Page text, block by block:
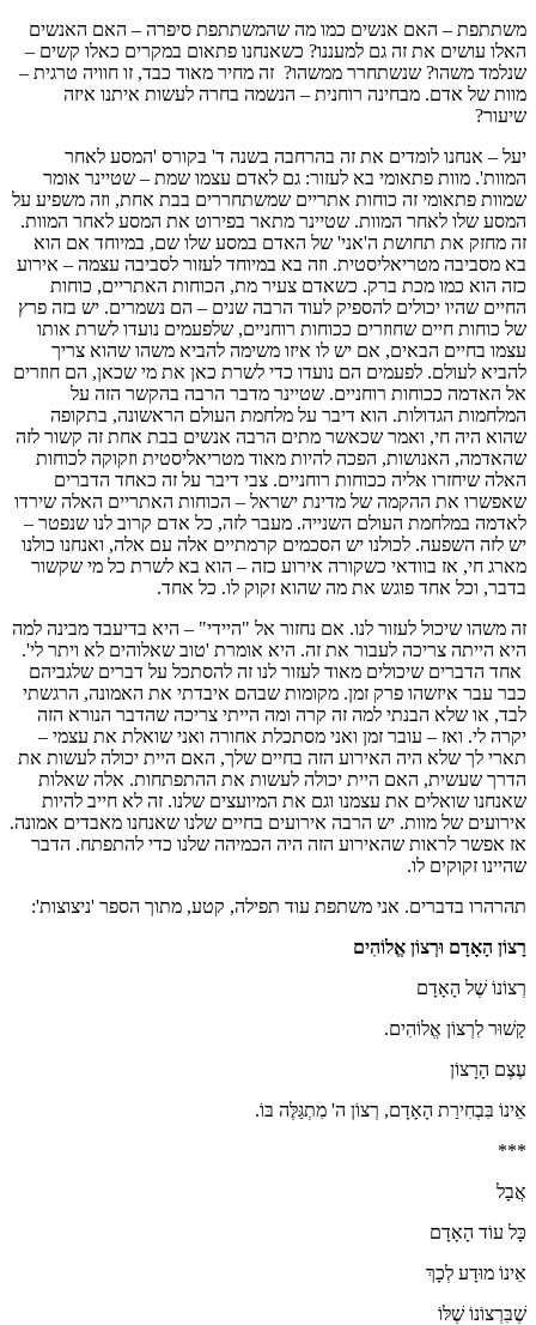
משתתפת – האם אנשים כמו מה שהמשתתפת סיפרה – האם האנשים
האלו עושים את זה גם למעננו? כשאנחנו פתאום במקרים כאלו קשים –
שנלמד משהו? שנשתחרר ממשהו? זה מחיר מאוד כבד, זו חוויה טרגית –
מוות של אדם. מבחינה רוחנית – הנשמה בחרה לעשות איתנו איזה
שיעור?
יעל – אנחנו לומדים את זה בהרחבה בשנה ד' בקורס 'המסע לאחר
המוות'. מוות פתאומי בא לעזור: גם לאדם עצמו שמת – שטיינר אומר
שמוות פתאומי זה כוחות אתריים שמשתחררים בבת אחת, וזה משפיע על
המסע שלו לאחר המוות. שטיינר מתאר בפירוט את המסע לאחר המוות.
זה מחזק את תחושת ה'אני' של האדם במסע שלו שם, במיוחד אם הוא
בא מסביבה מטריאליסטית. וזה בא במיוחד לעזור לסביבה עצמה – אירוע
כזה הוא כמו מכת ברק. כשאדם צעיר מת, הכוחות האתריים, כוחות
החיים שהיו יכולים להספיק לעוד הרבה שנים – הם נשמרים. יש בזה פרץ
של כוחות חיים שחוזרים ככוחות רוחניים, שלפעמים נועדו לשרת אותו
עצמו בחיים הבאים, אם יש לו איזו משימה להביא משהו שהוא צריך
להביא לעולם. לפעמים הם נועדו כדי לשרת כאן את מי שכאן, הם חוזרים
אל האדמה ככוחות רוחניים. שטיינר מדבר הרבה בהקשר הזה על
המלחמות הגדולות. הוא דיבר על מלחמת העולם הראשונה, בתקופה
שהוא היה חי, ואמר שכאשר מתים הרבה אנשים בבת אחת זה קשור לזה
שהאדמה, האנושות, הפכה להיות מאוד מטריאליסטית וזקוקה לכוחות
האלה שיחזרו אליה ככוחות רוחניים. צבי דיבר על זה כאחד הדברים
שאפשרו את ההקמה של מדינת ישראל – הכוחות האתריים האלה שירדו
לאדמה במלחמת העולם השנייה. מעבר לזה, כל אדם קרוב לנו שנפטר –
יש לזה השפעה. לכולנו יש הסכמים קרמתיים אלה עם אלה, ואנחנו כולנו
מארג חי, אז בוודאי כשקורה אירוע כזה – הוא בא לשרת כל מי שקשור
בדבר, וכל אחד פוגש את מה שהוא זקוק לו. כל אחד.
זה משהו שיכול לעזור לנו. אם נחזור אל "היידי" – היא בדיעבד מבינה למה
היא הייתה צריכה לעבור את זה. היא אומרת 'טוב שאלוהים לא ויתר לי'.
אחד הדברים שיכולים מאוד לעזור לנו זה להסתכל על דברים שלגביהם
כבר עבר איזשהו פרק זמן. מקומות שבהם איבדתי את האמונה, הרגשתי
לבד, או שלא הבנתי למה זה קרה ומה הייתי צריכה שהדבר הנורא הזה
יקרה לי. ואז – עובר זמן ואני מסתכלת אחורה ואני שואלת את עצמי –
תארי לך שלא היה האירוע הזה בחיים שלך, האם היית יכולה לעשות את
הדרך שעשית, האם היית יכולה לעשות את ההתפתחות. אלה שאלות
שאנחנו שואלים את עצמנו וגם את המיועצים שלנו. זה לא חייב להיות
אירועים של מוות. יש הרבה אירועים בחיים שלנו שאנחנו מאבדים אמונה.
אז אפשר לראות שהאירוע הזה היה הכמיהה שלנו כדי להתפתח. הדבר
שהיינו זקוקים לו.
תהרהרו בדברים. אני משתפת עוד תפילה, קטע, מתוך הספר 'ניצוצות':
רָצוֹן הָאָדָם וּרְצוֹן אֱלוֹהִים
רְצוֹנוֹ שֶׁל הָאָדָם
קָשׁוּר לִרְצוֹן אֱלוֹהִים.
עֶצֶם הָרָצוֹן
אֵינוֹ בִּבְחִירַת הָאָדָם, רְצוֹן ה' מִתְגַּלֶּה בּוֹ.
***
אֲבָל
כָּל עוֹד הָאָדָם
אֵינוֹ מוּדָע לְכָךְ
שֶׁבִּרְצוֹנוֹ שֶׁלּוֹ